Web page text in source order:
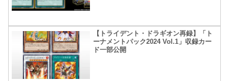
【トライデント・ドラギオン再録】「ト
ーナメントパック2024 Vol.1」収録カー
ド一部公開